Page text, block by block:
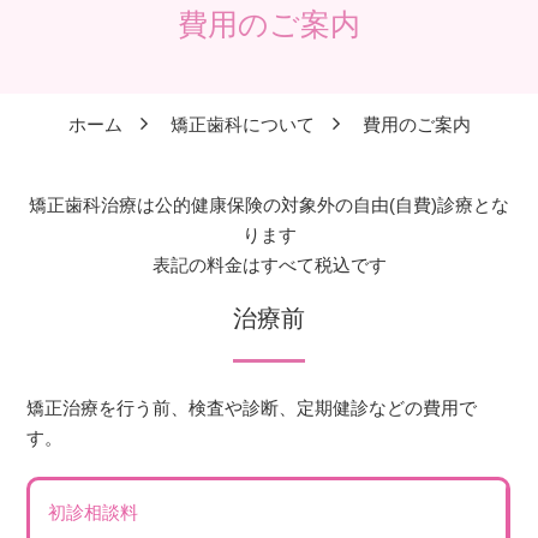
費用のご案内
ホーム 矯正歯科について 費用のご案内
矯正歯科治療は公的健康保険の対象外の自由(自費)診療とな
ります
表記の料金はすべて税込です
治療前
矯正治療を行う前、検査や診断、定期健診などの費用で
す。
初診相談料